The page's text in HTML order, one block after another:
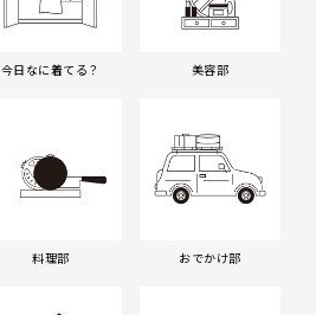
今日なに着てる？ 美容部
料理部 おでかけ部